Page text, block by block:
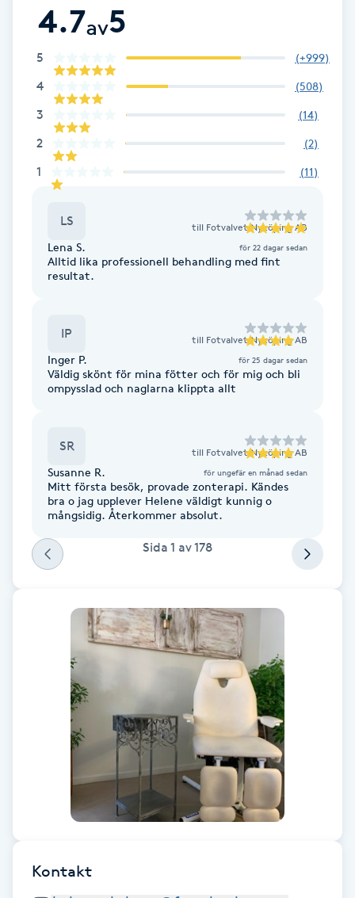
Enzympeeling
Extensions
Extensions borttagning
Eyeliner-tatuering
Face framing
Fet hårbotten
Fettreducering
Fotmassage
Fotsvamp
Fransborttagning
Fransfärgning
Fransförlängning
Fransförlängning Megavolym
Fransförlängning Volym
4.7av5
5 (+999)
4 (508)
3 (14)
2 (2)
1 (11)
LS till Fotvalvet Nyköping AB
Lena S. för 22 dagar sedan
Alltid lika professionell behandling med fint
resultat.
IP till Fotvalvet Nyköping AB
Inger P. för 25 dagar sedan
Väldig skönt för mina fötter och för mig och bli
ompysslad och naglarna klippta allt
SR till Fotvalvet Nyköping AB
Susanne R. för ungefär en månad sedan
Mitt första besök, provade zonterapi. Kändes
bra o jag upplever Helene väldigt kunnig o
mångsidig. Återkommer absolut.
Sida 1 av178
Kontakt